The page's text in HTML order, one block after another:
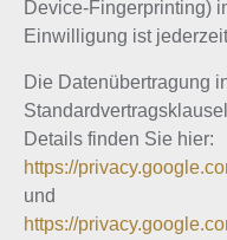
Device-Fingerprinting)
Einwilligung ist
Die Datenübertragung
Details finden Sie hier:
https://
und
https://